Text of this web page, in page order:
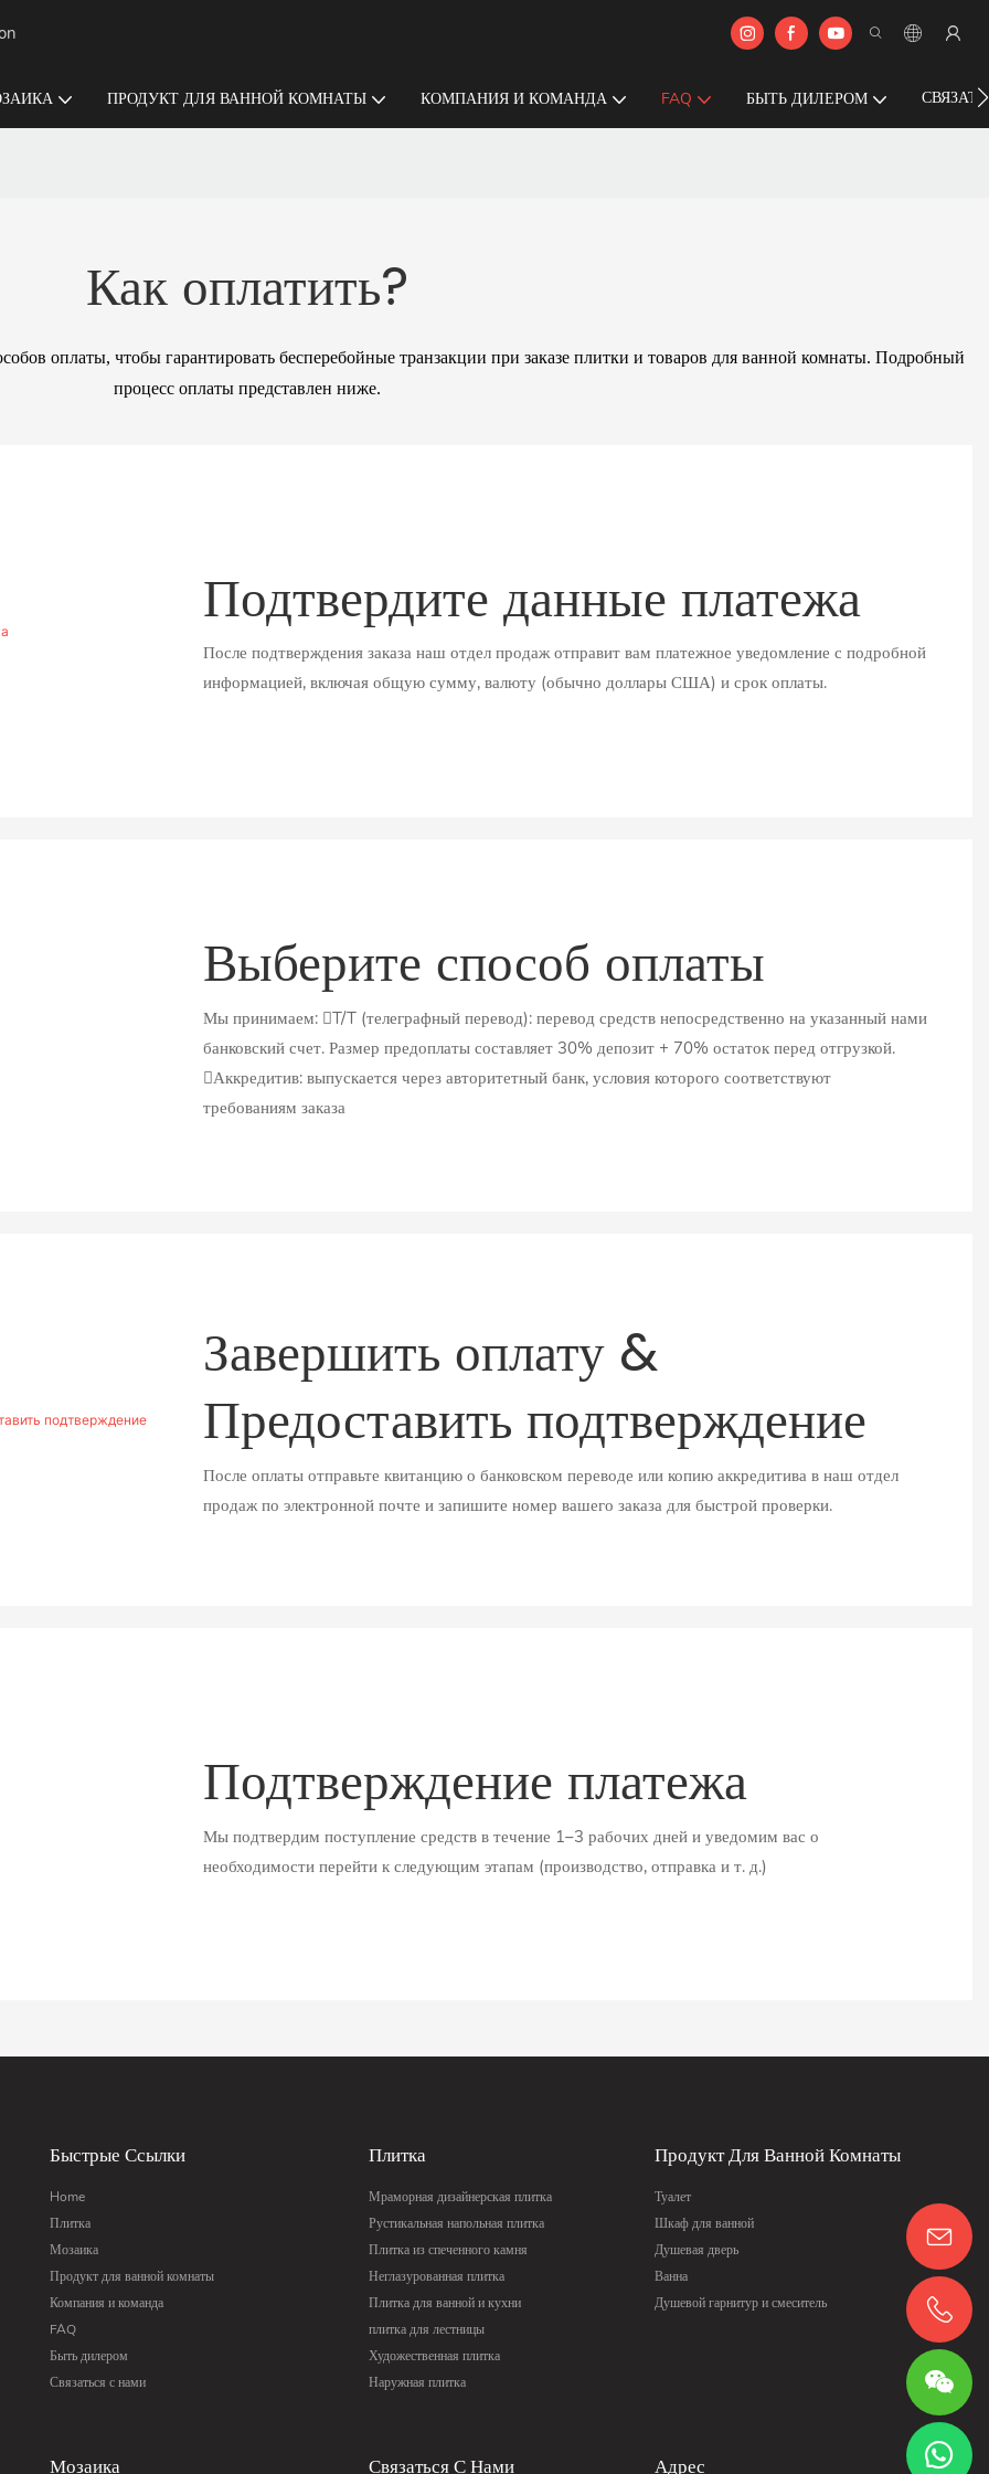
ПРОДУКТ ДЛЯ ВАННОЙ КОМНАТЫ КОМПАНИЯ И КОМАНДА FAQ БЫТЬ ДИЛЕРОМ
Как оплатить?
оплаты, чтобы гарантировать бесперебойные транзакции при заказе плитки и товаров для ванной комнаты. Подробный
процесс оплаты представлен ниже.
Подтвердите данные платежа
После подтверждения заказа наш отдел продаж отправит вам платежное уведомление с подробной
информацией, включая общую сумму, валюту (обычно доллары США) и срок оплаты.
Выберите способ оплаты
Мы принимаем: T/T (телеграфный перевод): перевод средств непосредственно на указанный нами
банковский счет. Размер предоплаты составляет 30% депозит + 70% остаток перед отгрузкой.
Аккредитив: выпускается через авторитетный банк, условия которого соответствуют
требованиям заказа
Завершить оплату &
Предоставить подтверждение
После оплаты отправьте квитанцию ​​о банковском переводе или копию аккредитива в наш отдел
продаж по электронной почте и запишите номер вашего заказа для быстрой проверки.
Подтверждение платежа
Мы подтвердим поступление средств в течение 1–3 рабочих дней и уведомим вас о
необходимости перейти к следующим этапам (производство, отправка и т. д.)
Быстрые Ссылки
Home
Плитка
Мозаика
Продукт для ванной комнаты
Компания и команда
FAQ
Быть дилером
Связаться с нами
Плитка
Мраморная дизайнерская плитка
Рустикальная напольная плитка
Плитка из спеченного камня
Неглазурованная плитка
Плитка для ванной и кухни
плитка для лестницы
Художественная плитка
Наружная плитка
Продукт Для Ванной Комнаты
Туалет
Шкаф для ванной
Душевая дверь
Ванна
Душевой гарнитур и смеситель
Мозаика Связаться С Нами Адрес